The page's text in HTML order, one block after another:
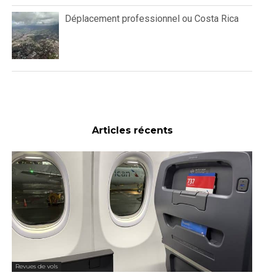
Déplacement professionnel ou Costa Rica
Articles récents
Revues de vols